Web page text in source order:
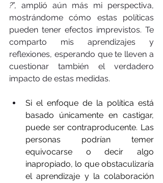
?”, amplió aún más mi perspectiva,
mostrándome cómo estas políticas
pueden tener efectos imprevistos. Te
comparto mis aprendizajes y
reflexiones, esperando que te lleven a
cuestionar también el verdadero
impacto de estas medidas.
Si el enfoque de la política está
basado únicamente en castigar,
puede ser contraproducente. Las
personas podrían temer
equivocarse o decir algo
inapropiado, lo que obstaculizaría
el aprendizaje y la colaboración